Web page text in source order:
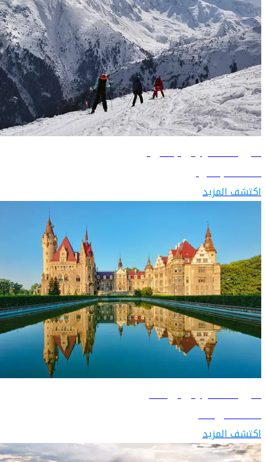
دليل السفر إلى بلغاريا
اكتشف بلغاريا
اكتشف المزيد
دليل السفر إلى بولندا
اكتشف بولندا
اكتشف المزيد